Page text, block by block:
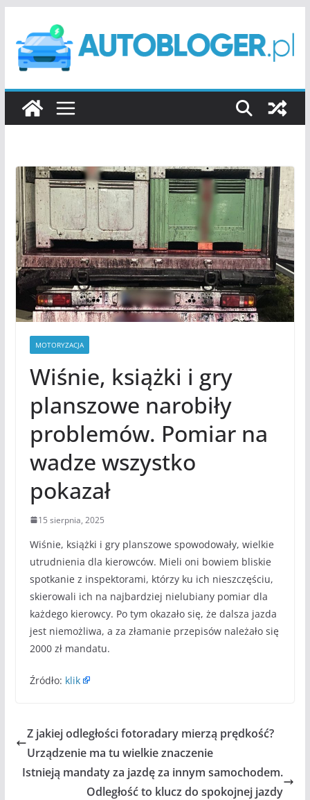
treści
MOTORYZACJA
Wiśnie, książki i gry
planszowe narobiły
problemów. Pomiar na
wadze wszystko
pokazał
15 sierpnia, 2025
Wiśnie, książki i gry planszowe spowodowały, wielkie
utrudnienia dla kierowców. Mieli oni bowiem bliskie
spotkanie z inspektorami, którzy ku ich nieszczęściu,
skierowali ich na najbardziej nielubiany pomiar dla
każdego kierowcy. Po tym okazało się, że dalsza jazda
jest niemożliwa, a za złamanie przepisów należało się
2000 zł mandatu.
Źródło: klik
Z jakiej odległości fotoradary mierzą prędkość?
Urządzenie ma tu wielkie znaczenie
Istnieją mandaty za jazdę za innym samochodem.
Odległość to klucz do spokojnej jazdy